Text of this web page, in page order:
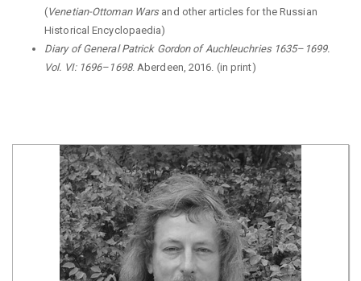
(Venetian-Ottoman Warsand other articles for the Russian
Historical Encyclopaedia)
Diary of General Patrick Gordon of Auchleuchries1635–1699.
Vol. VI: 1696–1698. Aberdeen, 2016. (in print)